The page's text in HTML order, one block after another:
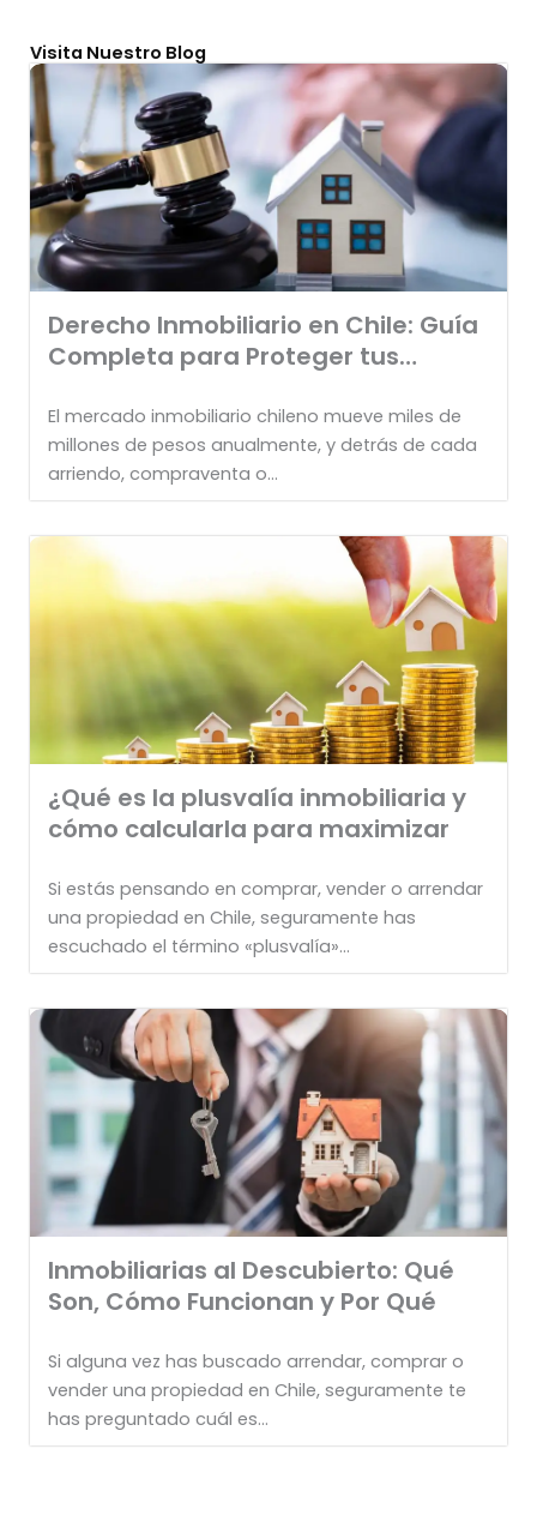
Visita Nuestro Blog
Derecho Inmobiliario en Chile: Guía
Completa para Proteger tus
El mercado inmobiliario chileno mueve miles de
millones de pesos anualmente, y detrás de cada
arriendo, compraventa o...
¿Qué es la plusvalía inmobiliaria y
cómo calcularla para maximizar
Si estás pensando en comprar, vender o arrendar
una propiedad en Chile, seguramente has
escuchado el término «plusvalía»...
Inmobiliarias al Descubierto: Qué
Son, Cómo Funcionan y Por Qué
Si alguna vez has buscado arrendar, comprar o
vender una propiedad en Chile, seguramente te
has preguntado cuál es...